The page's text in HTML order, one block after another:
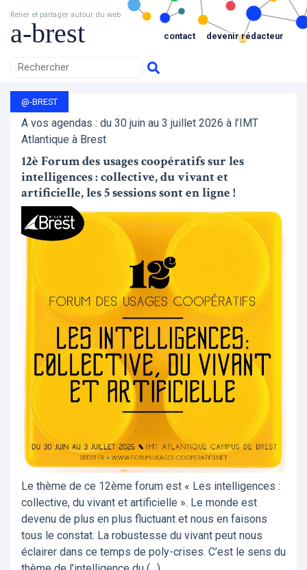
Relier et partager autour du web
a-brest contact devenir rédacteur
@-BREST
A vos agendas : du 30 juin au 3 juillet 2026 à l’IMT
Atlantique à Brest
12è Forum des usages coopératifs sur les
intelligences : collective, du vivant et
artificielle, les 5 sessions sont en ligne !
Le thème de ce 12ème forum est « Les intelligences :
collective, du vivant et artificielle ». Le monde est
devenu de plus en plus fluctuant et nous en faisons
tous le constat. La robustesse du vivant peut nous
éclairer dans ce temps de poly-crises. C’est le sens du